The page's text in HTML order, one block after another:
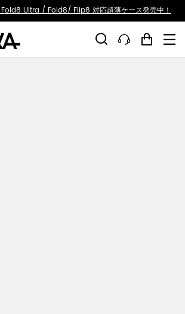
Ultra / Fold8/ Flip8 対応超薄ケース発売中！